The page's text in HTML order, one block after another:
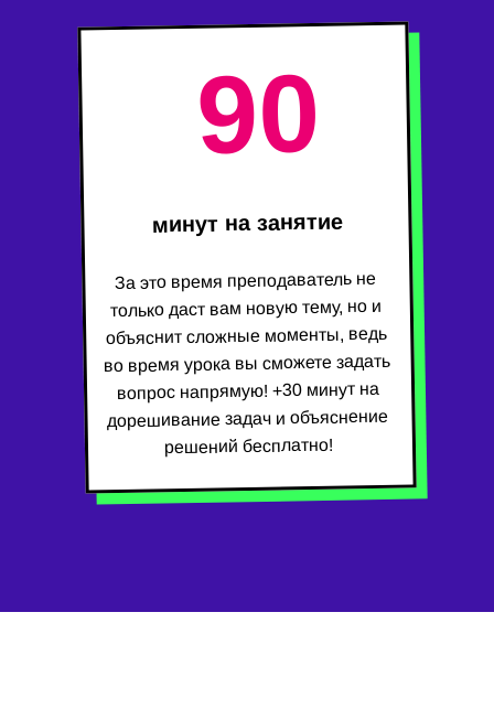
За это время преподаватель не
только даст вам новую тему, но и
объяснит сложные моменты, ведь
во время урока вы сможете задать
вопрос напрямую! +30 минут на
дорешивание задач и объяснение
решений бесплатно!
минут на занятие
90